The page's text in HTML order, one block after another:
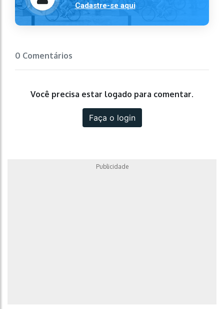
Cadastre-se aqui
0 Comentários
Você precisa estar logado para comentar.
Faça o login
Publicidade